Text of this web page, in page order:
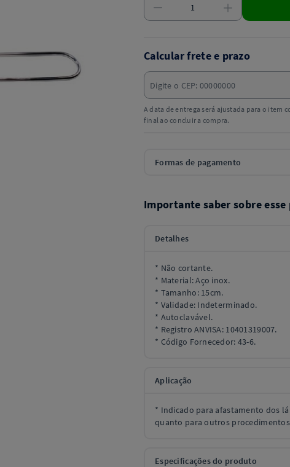
Calcular frete e prazo
A data de entrega será ajustada para o item
final ao concluir a compra.
Formas de pagamento
Importante saber sobre
Detalhes
* Não cortante.
* Material: Aço inox.
* Tamanho: 15cm.
* Validade: Indeterminado.
* Autoclavável.
* Registro ANVISA: 10401319007.
* Código Fornecedor: 43-6.
Aplicação
* Indicado para afastamento dos
quanto para outros
Especificações do produto